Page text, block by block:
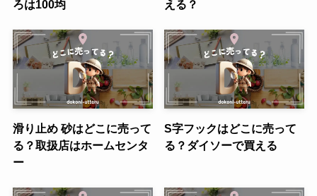
ろは100均
える？
滑り止め 砂はどこに売って
る？取扱店はホームセンタ
ー
S字フックはどこに売って
る？ダイソーで買える